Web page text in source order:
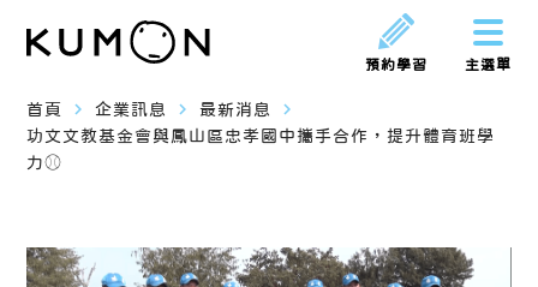
主選單
預約學習
首頁 navigate_next 企業訊息 navigate_next 最新消息 navigate_next
功文文教基金會與鳳山區忠孝國中攜手合作，提升體育班學
力⚾︎